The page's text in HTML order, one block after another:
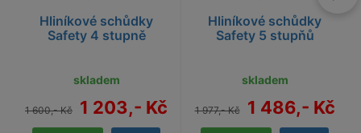
Hliníkové schůdky
Safety 4 stupně
skladem
1 600,- Kč 1 203,- Kč
Hliníkové schůdky
Safety 5 stupňů
skladem
1 977,- Kč 1 486,- Kč